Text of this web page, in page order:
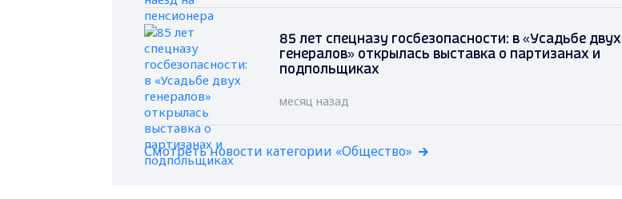
85 лет спецназу госбезопасности: в «Усадьбе двух
генералов» открылась выставка о партизанах и
подпольщиках
месяц назад
Смотреть новости категории «Общество»